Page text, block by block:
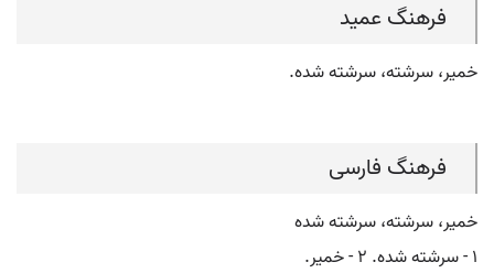
فرهنگ عمید
خمیر، سرشته، سرشته شده.
فرهنگ فارسی
خمیر، سرشته، سرشته شده
۱ - سرشته شده. ۲ - خمیر.